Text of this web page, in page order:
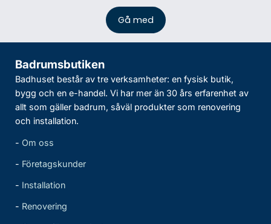
Badrumsbutiken
Badhuset består av tre verksamheter: en fysisk butik,
bygg och en e-handel. Vi har mer än 30 års erfarenhet av
allt som gäller badrum, såväl produkter som renovering
och installation.
- Om oss
- Företagskunder
- Installation
- Renovering